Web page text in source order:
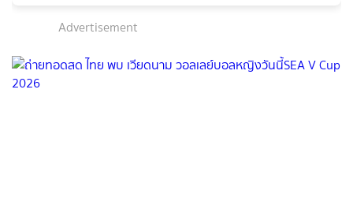
Advertisement